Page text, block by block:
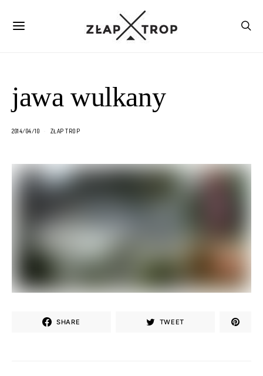
jawa wulkany
2014/04/10 ZŁAP TROP
SHARE TWEET